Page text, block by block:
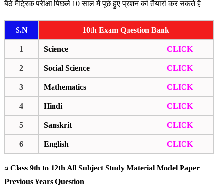
बैठे मैट्रिक परीक्षा पिछले 10 साल में पूछे हुए प्रशन की तैयारी कर सकते है
S.N 10th Exam Question Bank
1 Science CLICK
2 Social Science CLICK
3 Mathematics CLICK
4 Hindi CLICK
5 Sanskrit CLICK
6 English CLICK
¤Class 9th to 12th All Subject Study Material Model Paper
Previous Years Question